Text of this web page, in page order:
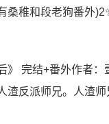
稚和段老狗番外
完结+番外作者
反派师兄。人渣